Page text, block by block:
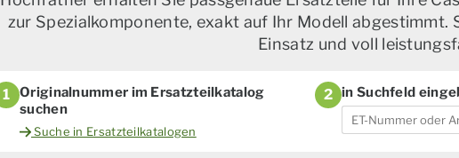
zur Spezialkomponente, exakt auf Ihr Modell abgestimmt.
Einsatz und voll
1
Originalnummer im Ersatzteilkatalog
suchen
Suche in Ersatzteilkatalogen
2 in Suchfeld